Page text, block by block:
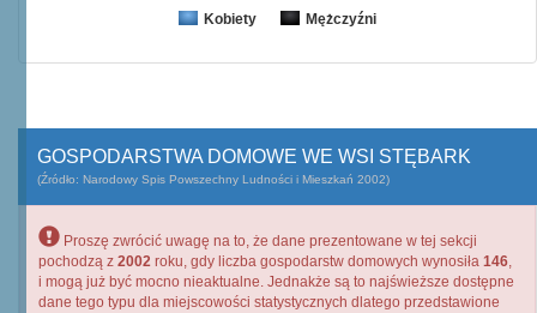
Kobiety Mężczyźni
GOSPODARSTWA DOMOWE WE WSI STĘBARK
(Źródło: Narodowy Spis Powszechny Ludności i Mieszkań 2002)
Proszę zwrócić uwagę na to, że dane prezentowane w tej sekcji
pochodzą z 2002 roku, gdy liczba gospodarstw domowych wynosiła 146,
i mogą już być mocno nieaktualne. Jednakże są to najświeższe dostępne
dane tego typu dla miejscowości statystycznych dlatego przedstawione